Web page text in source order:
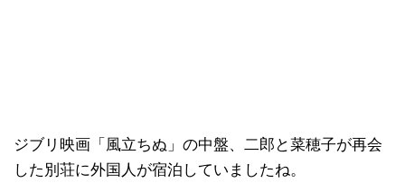
ジブリ映画「風立ちぬ」の中盤、二郎と菜穂子が再会
した別荘に外国人が宿泊していましたね。